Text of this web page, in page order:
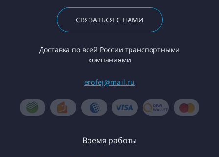
СВЯЗАТЬСЯ С НАМИ
Доставка по всей России транспортными
компаниями
erofej@mail.ru
Время работы